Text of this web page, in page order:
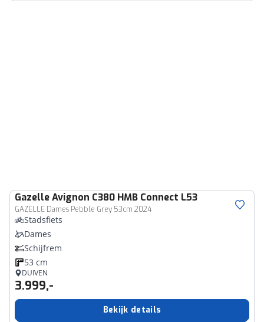
GazelleAvignon C380 HMB Connect L53
GAZELLE Dames Pebble Grey 53cm 2024
Stadsfiets
Dames
Schijfrem
53 cm
DUIVEN
3.999,-
Bekijk details